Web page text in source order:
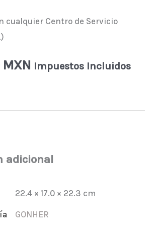
cualquier Centro de Servicio
Impuestos Incluidos
adicional
22.4 × 17.0 × 22.3 cm
GONHER